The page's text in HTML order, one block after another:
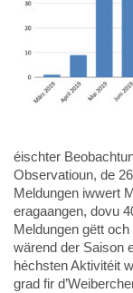
éischter
Observatioun, de
Meldungen iwwert
eragaangen, dovu
Meldungen gëtt
wärend der Saison
héchsten Aktivitéit
grad fir